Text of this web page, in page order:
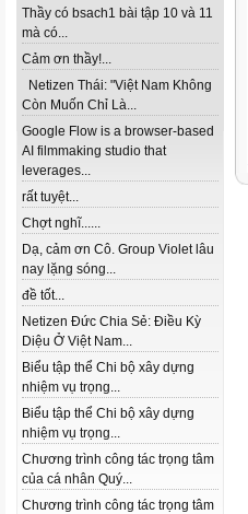
Thầy có bsach1 bài tập 10 và 11
mà có...
Cảm ơn thầy!...
Netizen Thái: "Việt Nam Không
Còn Muốn Chỉ Là...
Google Flow is a browser-based
AI filmmaking studio that
leverages...
rất tuyệt...
Chợt nghĩ......
Dạ, cảm ơn Cô. Group Violet lâu
nay lặng sóng...
đề tốt...
Netizen Đức Chia Sẻ: Điều Kỳ
Diệu Ở Việt Nam...
Biểu tập thể Chi bộ xây dựng
nhiệm vụ trọng...
Biểu tập thể Chi bộ xây dựng
nhiệm vụ trọng...
Chương trình công tác trọng tâm
của cá nhân Quý...
Chương trình công tác trọng tâm